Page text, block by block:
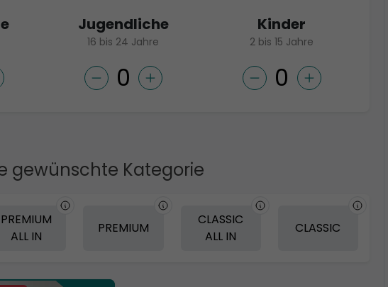
Jugendliche
16 bis 24 Jahre
Kinder
2 bis 15 Jahre
gewünschte Kategorie
PREMIUM
ALL IN
PREMIUM
CLASSIC
ALL IN
CLASSIC